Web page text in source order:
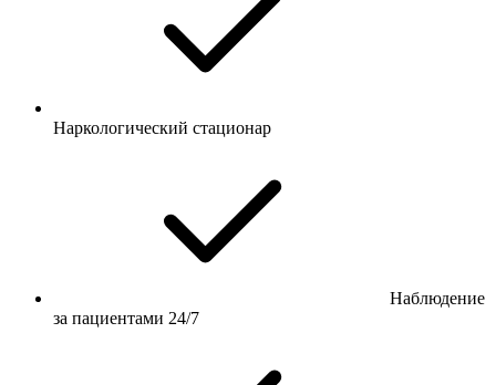
Наркологический стационар
Наблюдение
за пациентами 24/7